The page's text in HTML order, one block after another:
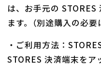
は、お手元の
ます。（別途購入の必要
・ご利用方法：
STORES 決済端末をア